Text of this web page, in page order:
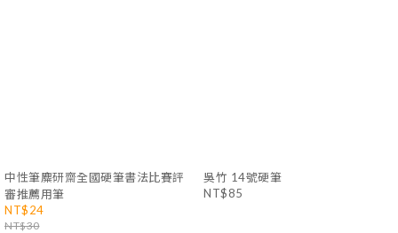
中性筆麋研齋全國硬筆書法比賽評
審推薦用筆
NT$24
NT$30
吳竹 14號硬筆
NT$85